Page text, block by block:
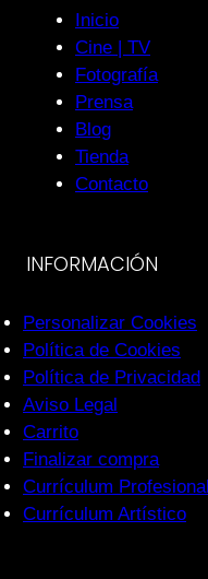
Inicio
Cine | TV
Fotografía
Prensa
Blog
Tienda
Contacto
INFORMACIÓN
Personalizar Cookies
Política de Cookies
Política de Privacidad
Aviso Legal
Carrito
Finalizar compra
Currículum Profesional
Currículum Artístico